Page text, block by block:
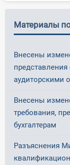
Материалы
Внесены
аудиторскими
Внесены
требования,
бухгалтерам
Разъяснения